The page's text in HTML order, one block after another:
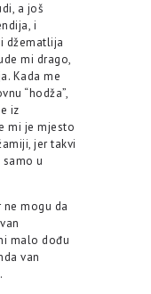
a još
i
džematlija
mi drago,
Kada me
“hodža”,
iz
mi je mjesto
jer takvi
u
mogu da
malo dođu
van